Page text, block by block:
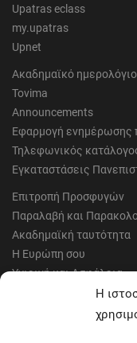
Η
Upatras eclass
my.upatras
Upnet
Ακαδημαϊκό ημερολόγιο
Tovima
Announcements
Εφαρμογή ενημέρωσης
Τηλεφωνικός
Εγκαταστάσεις
Επιτροπή Προσφυγών
Παραλαβή και
Ακαδημαϊκή ταυτότητα
Η Ευρώπη σου
Υγιεινή και Ασφάλεια
Έντυπα Οικονομικής
Έντυπα Διοικητικών